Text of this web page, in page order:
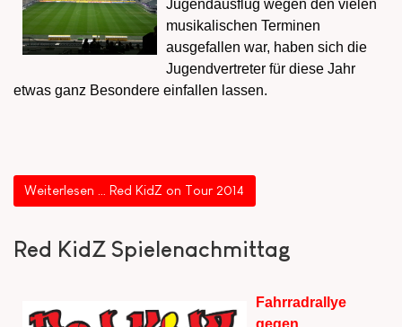
Jugendausflug wegen den vielen
musikalischen Terminen
ausgefallen war, haben sich die
Jugendvertreter für diese Jahr
etwas ganz Besondere einfallen lassen.
Weiterlesen … Red KidZ on Tour 2014
Red KidZ Spielenachmittag
Fahrradrallye
gegen